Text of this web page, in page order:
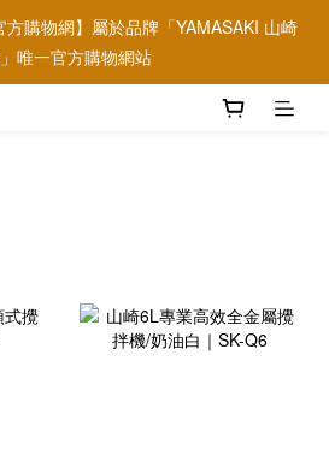
購物網】屬於品牌「YAMASAKI 山崎
唯一官方購物網站
購物網】屬於品牌「YAMASAKI 山崎
唯一官方購物網站
prev